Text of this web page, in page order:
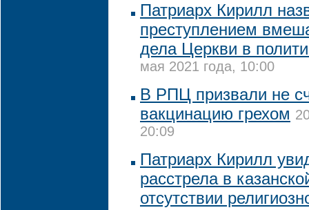
Патриарх Кирилл
преступлением
дела Церкви в
мая 2021 года, 10:00
В РПЦ призвали не
вакцинацию грехом
20:09
Патриарх Кирилл
расстрела в
отсутствии